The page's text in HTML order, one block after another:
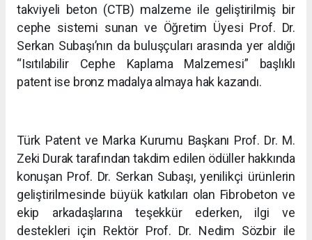
takviyeli beton (CTB) malzeme ile geliştirilmiş bir
cephe sistemi sunan ve Öğretim Üyesi Prof. Dr.
Serkan Subaşı’nın da buluşçuları arasında yer aldığı
“Isıtılabilir Cephe Kaplama Malzemesi” başlıklı
patent ise bronz madalya almaya hak kazandı.
Türk Patent ve Marka Kurumu Başkanı Prof. Dr. M.
Zeki Durak tarafından takdim edilen ödüller hakkında
konuşan Prof. Dr. Serkan Subaşı, yenilikçi ürünlerin
geliştirilmesinde büyük katkıları olan Fibrobeton ve
ekip arkadaşlarına teşekkür ederken, ilgi ve
destekleri için Rektör Prof. Dr. Nedim Sözbir ile